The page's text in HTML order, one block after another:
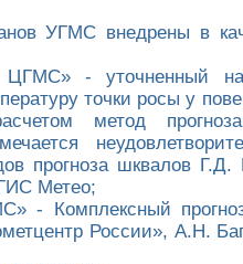
УГМС внедрены в
- уточненный
точки росы у
метод
прогноза шквалов
Метео;
- Комплексный прогноз
России», А.Н.